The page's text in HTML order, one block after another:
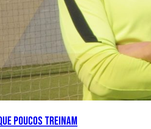
poucos treinam